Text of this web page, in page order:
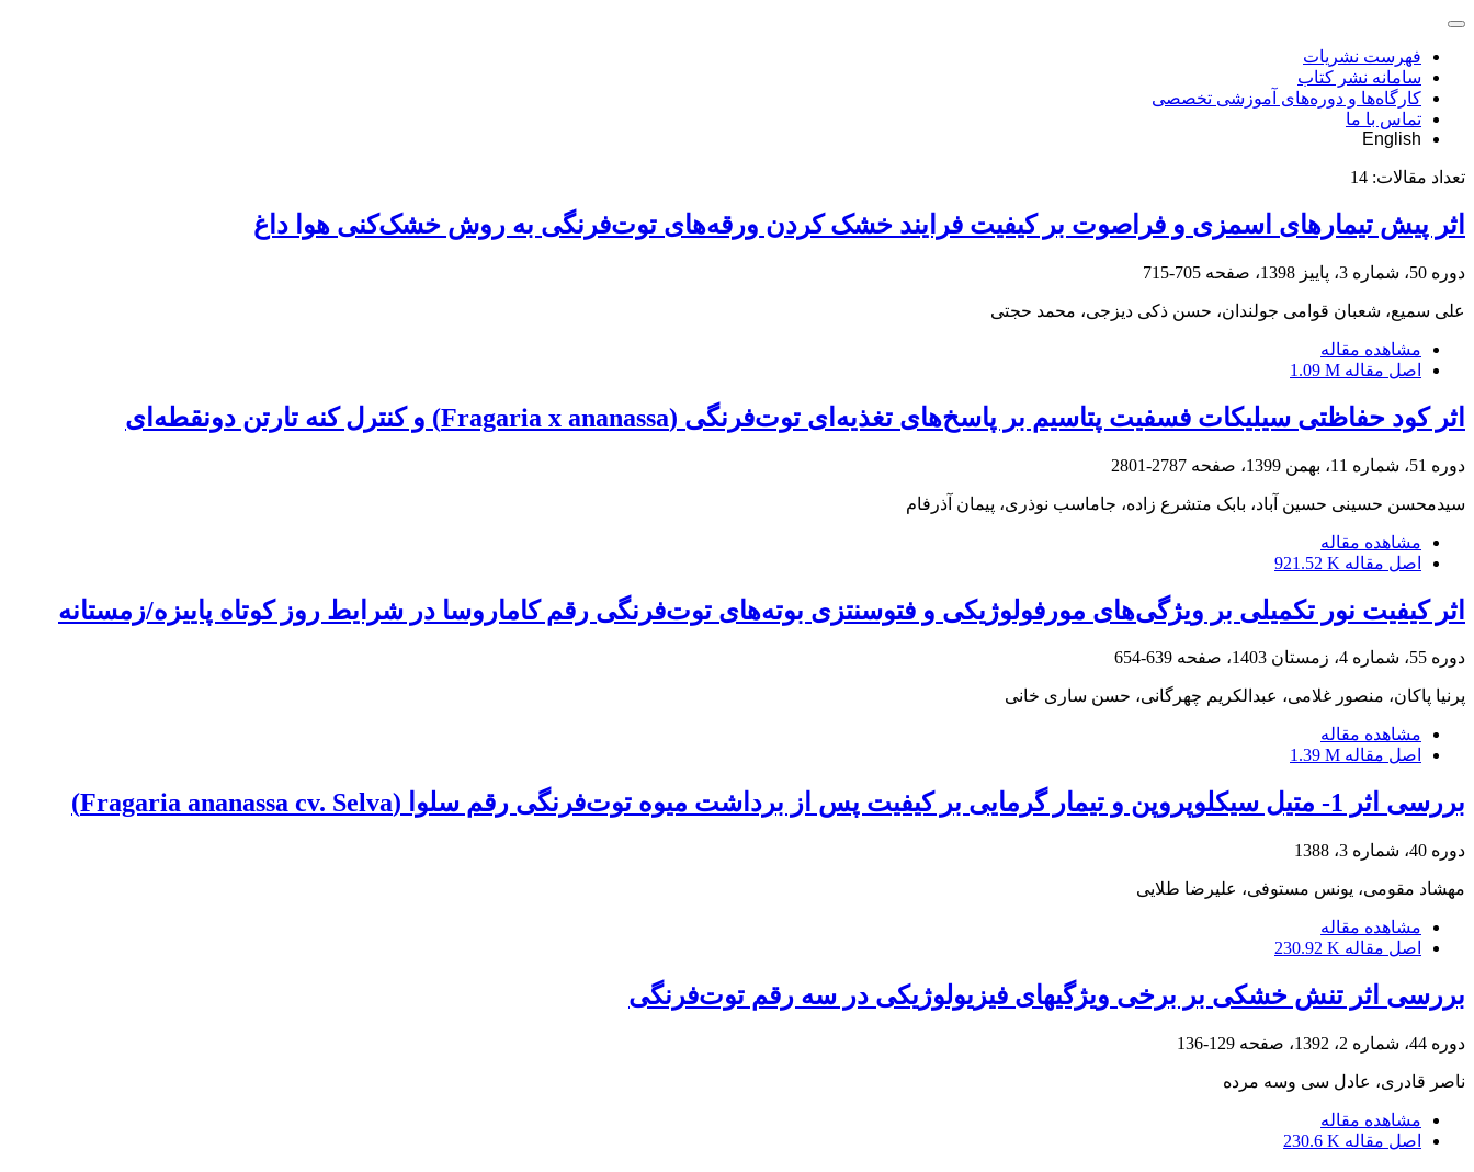
فهرست نشریات
سامانه نشر کتاب
کارگاه‌ها و دوره‌های آموزشی تخصصی
تماس با ما
English
تعداد مقالات: 14
اثر پیش تیمارهای اسمزی و فراصوت بر کیفیت فرایند خشک کردن ورقه‌های توت‌فرنگی به روش خشک‌کنی هوا داغ
دوره 50، شماره 3، پاییز 1398، صفحه 705-715
علی سمیع، شعبان قوامی جولندان، حسن ذکی دیزجی، محمد حجتی
مشاهده مقاله
اصل مقاله 1.09 M
اثر کود حفاظتی سیلیکات فسفیت پتاسیم بر پاسخ‌های تغذیه‌ای توت‌فرنگی (Fragaria x ananassa) و کنترل کنه تارتن دونقطه‌ای
دوره 51، شماره 11، بهمن 1399، صفحه 2787-2801
سیدمحسن حسینی حسین آباد، بابک متشرع زاده، جاماسب نوذری، پیمان آذرفام
مشاهده مقاله
اصل مقاله 921.52 K
اثر کیفیت نور تکمیلی بر ویژگی‌های مورفولوژیکی و فتوسنتزی بوته‌های توت‌فرنگی رقم کاماروسا در شرایط روز کوتاه پاییزه/زمستانه
دوره 55، شماره 4، زمستان 1403، صفحه 639-654
پرنیا پاکان، منصور غلامی، عبدالکریم چهرگانی، حسن ساری خانی
مشاهده مقاله
اصل مقاله 1.39 M
بررسی اثر 1- متیل سیکلوپروپن و تیمار گرمایی بر کیفیت پس از برداشت میوه توت‌فرنگی رقم سلوا (Fragaria ananassa cv. Selva)
دوره 40، شماره 3، 1388
مهشاد مقومی، یونس مستوفی، علیرضا طلایی
مشاهده مقاله
اصل مقاله 230.92 K
بررسی اثر تنش خشکی بر برخی ویژگیهای فیزیولوژیکی در سه رقم توت‌فرنگی
دوره 44، شماره 2، 1392، صفحه 129-136
ناصر قادری، عادل سی وسه مرده
مشاهده مقاله
اصل مقاله 230.6 K